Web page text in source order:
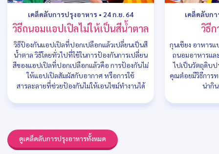
เคล็ดลับการปรุงอาหาร • 24 ก.ย. 64
วิธีถนอมแอปเปิลไม่ให้เป็นสีน้ำตาล
วิธีป้องกันแอปเปิลที่ปอกเปลือกแล้วเปลี่ยนเป็นสี
น้ำตาล วิธีโดยทั่วไปที่ใช้ในการป้องกันการเปลี่ยน
สีของแอปเปิลที่ปอกเปลือกแล้วคือ การป้องกันไม่
ให้แอปเปิลสัมผัสกับอากาศ หรือการใช้
สารละลายที่ช่วยป้องกันไม่ให้เอนไซม์ทำงานได้
เคล็ดลับก
วิธี
กุนเชียง อาหาร
ถนอมอาหารแล
ไปเป็นวัตถุดิบป
คุณต๋อยมีวิธีการท
น่ากิ
ดูเคล็ดลับการปรุงอาหารทั้งหมด